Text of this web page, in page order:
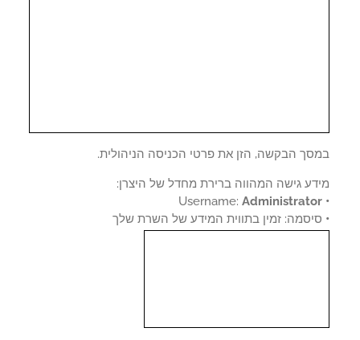
הבקשה, הזן את פרטי הכניסה הניהולית.
גישה המהווה ברירת מחדל של היצרן:
Username:
זמין בתווית המידע של השרת שלך